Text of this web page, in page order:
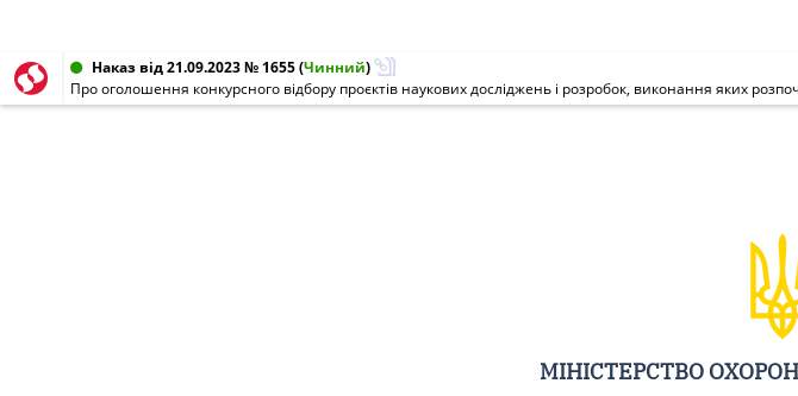
Наказ від 21.09.2023 № 1655(Чинний)
Про оголошення конкурсного відбору проєктів наукових досліджень і розробок, виконання яких
МІНІСТЕРСТВО